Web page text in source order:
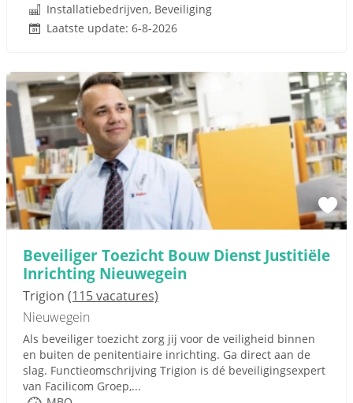
Installatiebedrijven, Beveiliging
Laatste update: 6-8-2026
Beveiliger Toezicht Bouw Dienst Justitiële
Inrichting Nieuwegein
Trigion (115 vacatures)
Nieuwegein
Als beveiliger toezicht zorg jij voor de veiligheid binnen
en buiten de penitentiaire inrichting. Ga direct aan de
slag. Functieomschrijving Trigion is dé beveiligingsexpert
van Facilicom Groep,...